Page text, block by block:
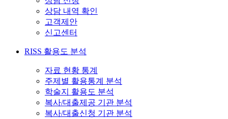
상담 내역 확인
고객제안
신고센터
RISS 활용도 분석
자료 현황 통계
주제별 활용통계 분석
학술지 활용도 분석
복사/대출제공 기관 분석
복사/대출신청 기관 분석